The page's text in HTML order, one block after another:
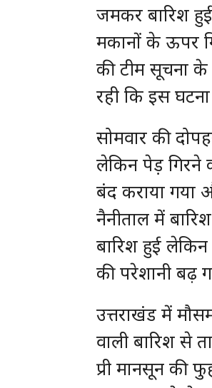
जमकर बारिश
मकानों के ऊपर
की टीम सूचना
रही कि इस
सोमवार की
लेकिन पेड़ गिरने
बंद कराया गया
नैनीताल में
बारिश हुई
की परेशानी बढ़
उत्तराखंड में
वाली बारिश से
प्री मानसून की